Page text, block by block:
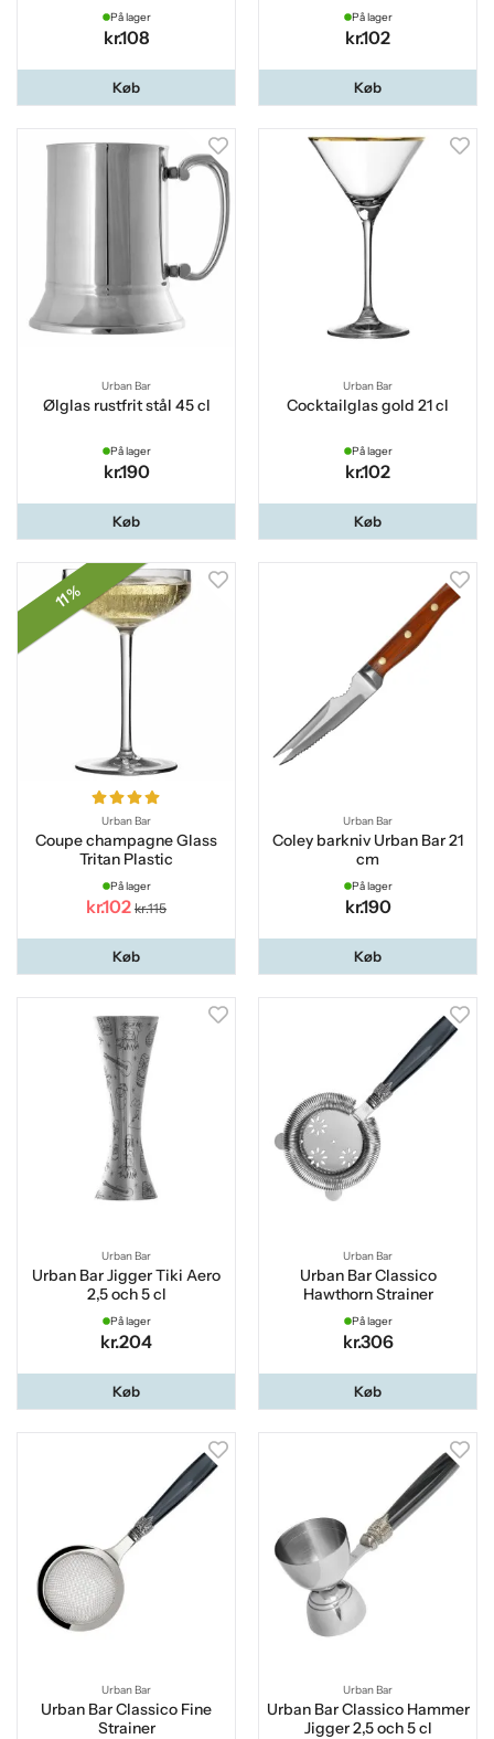
På lager
kr.108
Køb
På lager
kr.102
Køb
Urban Bar
Ølglas rustfrit stål 45 cl
På lager
kr.190
Køb
Urban Bar
Cocktailglas gold 21 cl
På lager
kr.102
Køb
11 %
Urban Bar
Coupe champagne Glass
Tritan Plastic
På lager
kr.102 kr.115
Køb
Urban Bar
Coley barkniv Urban Bar 21
cm
På lager
kr.190
Køb
Urban Bar
Urban Bar Jigger Tiki Aero
2,5 och 5 cl
På lager
kr.204
Køb
Urban Bar
Urban Bar Classico
Hawthorn Strainer
På lager
kr.306
Køb
Urban Bar
Urban Bar Classico Fine
Strainer
Urban Bar
Urban Bar Classico Hammer
Jigger 2,5 och 5 cl